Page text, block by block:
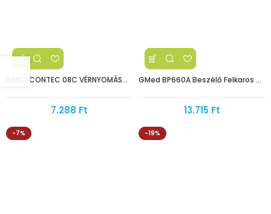
GMED CONTEC 08C VÉRNYOMÁSMÉRŐ – FELKAROS BESZÉLŐ
7.288 Ft
GMed BP660A Beszélő Felkaros Vérnyomásmérő
13.715 Ft
-7% -19%